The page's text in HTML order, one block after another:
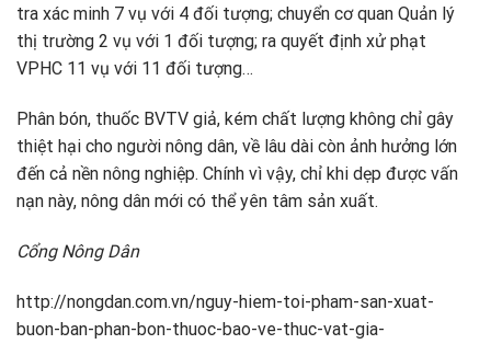
tra xác minh 7 vụ với 4 đối tượng; chuyển cơ quan Quản lý
thị trường 2 vụ với 1 đối tượng; ra quyết định xử phạt
VPHC 11 vụ với 11 đối tượng…
Phân bón, thuốc BVTV giả, kém chất lượng không chỉ gây
thiệt hại cho người nông dân, về lâu dài còn ảnh hưởng lớn
đến cả nền nông nghiệp. Chính vì vậy, chỉ khi dẹp được vấn
nạn này, nông dân mới có thể yên tâm sản xuất.
Cổng Nông Dân
http://nongdan.com.vn/nguy-hiem-toi-pham-san-xuat-
buon-ban-phan-bon-thuoc-bao-ve-thuc-vat-gia-